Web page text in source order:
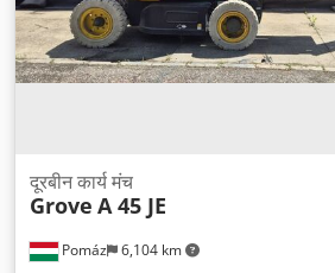
Pomáz 6,104 km
दूरबीन कार्य मंच
Grove A 45 JE